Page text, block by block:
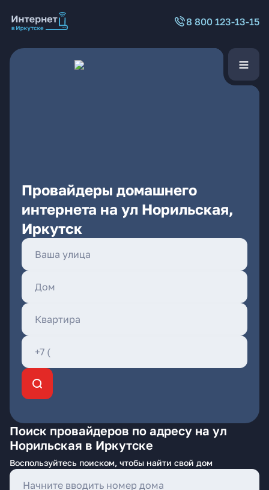
8 800 123-13-15
Провайдеры домашнего
интернета на ул Норильская,
Иркутск
Поиск провайдеров по адресу на ул
Норильская в Иркутске
Воспользуйтесь поиском, чтобы найти свой дом